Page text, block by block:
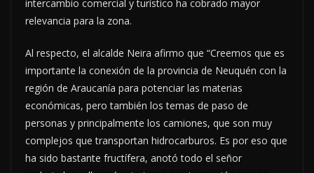
intercambio comercial y turístico ha cobrado mayor
relevancia para la zona.
Al respecto, el alcalde Neira afirmo que “Creemos que es
importante la conexión de la provincia de Neuquén con la
región de Araucanía para potenciar las materias
económicas, pero también los temas de paso de
personas y principalmente los camiones, que son muy
complejos que transportan hidrocarburos. Es por eso que
ha sido bastante fructífera, anotó todo el señor